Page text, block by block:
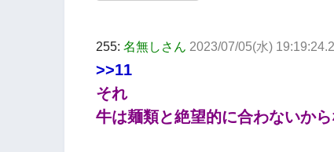
255: 名無しさん 2023/07/05(水)
>>11
それ
牛は麺類と絶望的に合わないか